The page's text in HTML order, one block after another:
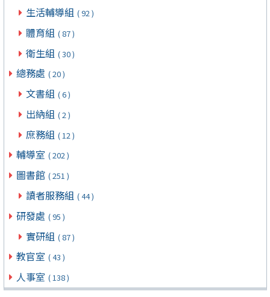
生活輔導組 ( 92 )
體育組 ( 87 )
衛生組 ( 30 )
總務處 ( 20 )
文書組 ( 6 )
出納組 ( 2 )
庶務組 ( 12 )
輔導室 ( 202 )
圖書館 ( 251 )
讀者服務組 ( 44 )
研發處 ( 95 )
實研組 ( 87 )
教官室 ( 43 )
人事室 ( 138 )